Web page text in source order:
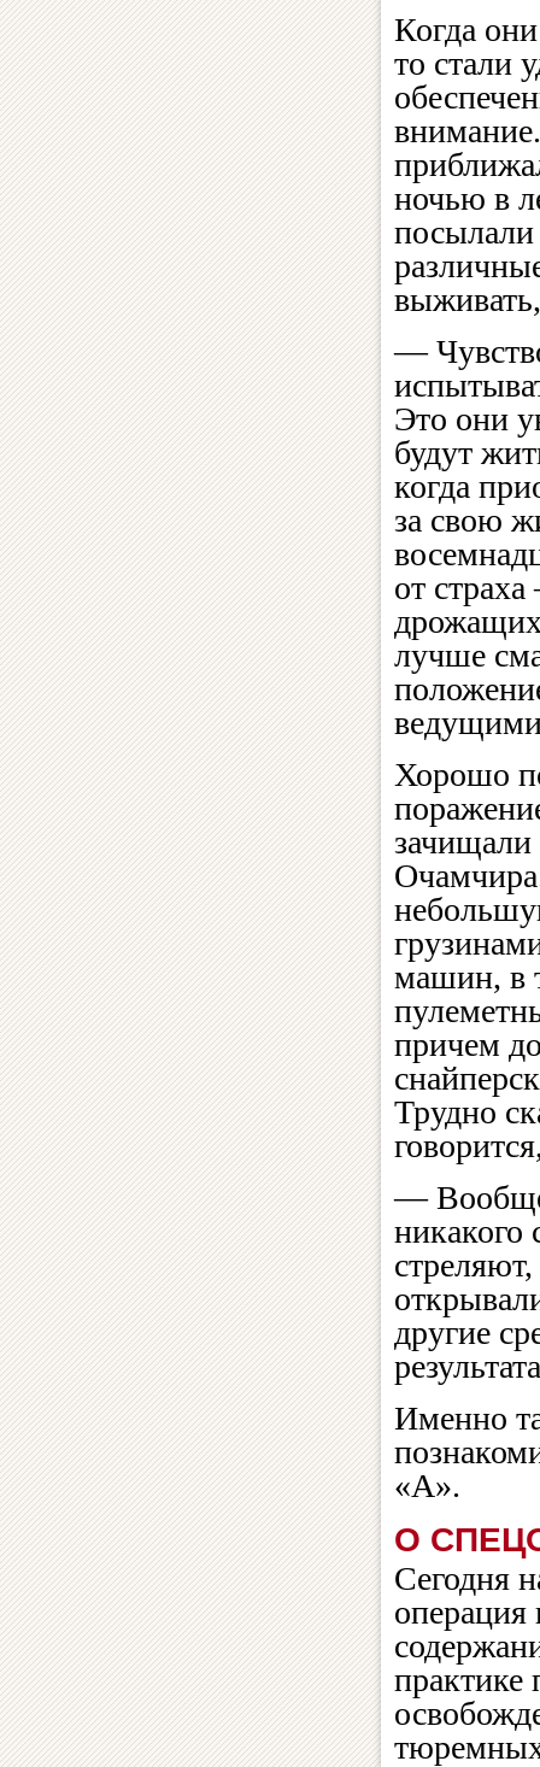
Когда
то стали
ночью в
посылали
—
Это они
будут
когда
за свою
от
лучше
ведущими
Хорошо
машин, в
причем
Трудно
— Вообще
никакого
другие
Именно
«А».
О
Сегодня
операция
практике